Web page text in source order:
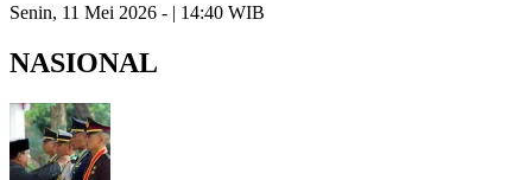
Senin, 11 Mei 2026 - | 14:40 WIB
NASIONAL